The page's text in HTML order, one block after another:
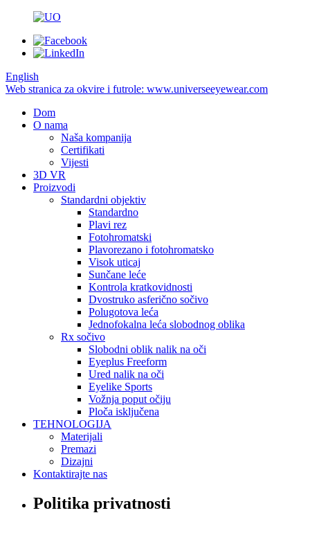
English
Web stranica za okvire i futrole: www.universeeyewear.com
Dom
O nama
Naša kompanija
Certifikati
Vijesti
3D VR
Proizvodi
Standardni objektiv
Standardno
Plavi rez
Fotohromatski
Plavorezano i fotohromatsko
Visok uticaj
Sunčane leće
Kontrola kratkovidnosti
Dvostruko asferično sočivo
Polugotova leća
Jednofokalna leća slobodnog oblika
Rx sočivo
Slobodni oblik nalik na oči
Eyeplus Freeform
Ured nalik na oči
Eyelike Sports
Vožnja poput očiju
Ploča isključena
TEHNOLOGIJA
Materijali
Premazi
Dizajni
Kontaktirajte nas
Politika privatnosti